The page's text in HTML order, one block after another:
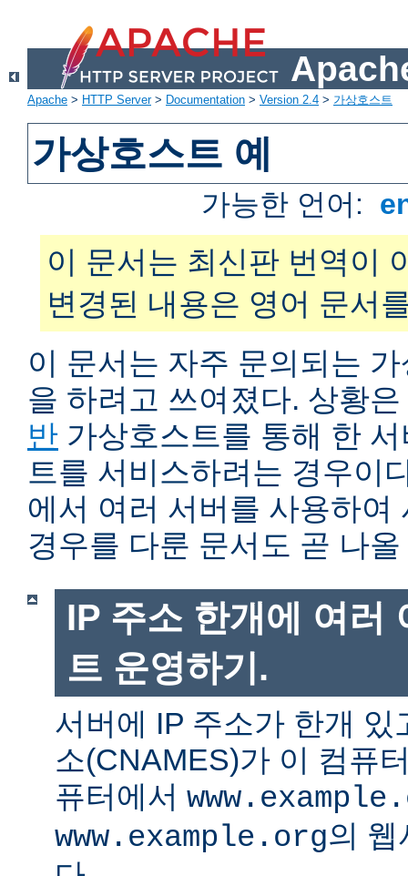
Apache > HTTP Server> Documentation > Version 2.4 > 가상호스트
가상호스트 예
가능한 언어:
이 문서는 최신판 번역이
변경된 내용은 영어 문서
이 문서는 자주 문의되는
을 하려고 쓰여졌다. 상황은
반 가상호스트를 통해 한
트를 서비스하려는 경우이
에서 여러 서버를 사용하여
경우를 다룬 문서도 곧 나
IP 주소 한개에 여러
트 운영하기.
서버에 IP 주소가 한개
소(CNAMES)가 이 컴퓨
퓨터에서
www.example.org의 웹